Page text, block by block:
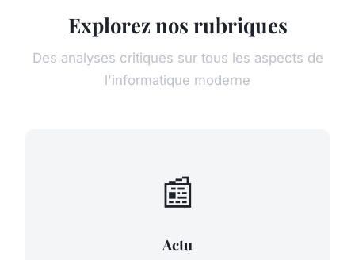
Explorez nos rubriques
Des analyses critiques sur tous les aspects de
l'informatique moderne
📰
Actu